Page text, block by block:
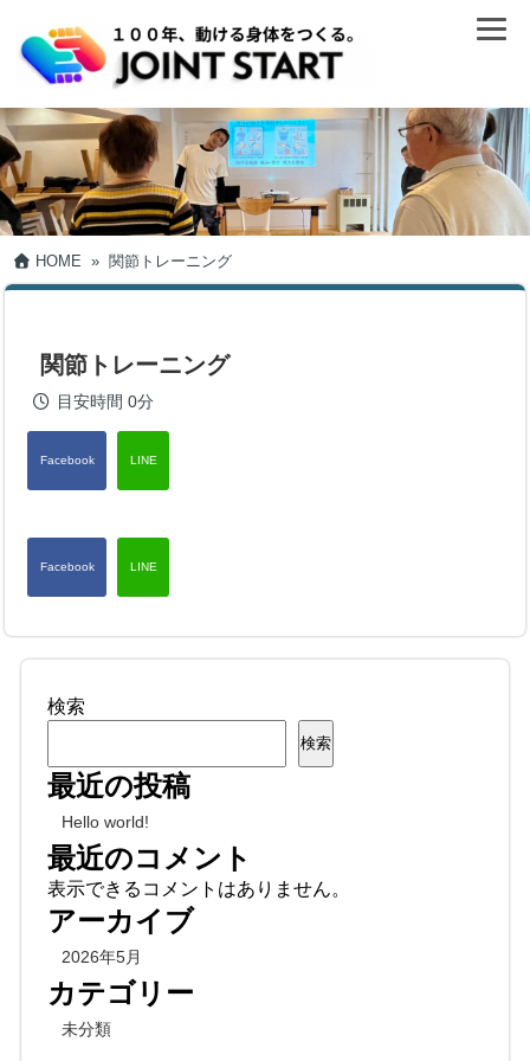
HOME » 関節トレーニング
関節トレーニング
目安時間 0分
検索
検索
最近の投稿
Hello world!
最近のコメント
表示できるコメントはありません。
アーカイブ
2026年5月
カテゴリー
未分類